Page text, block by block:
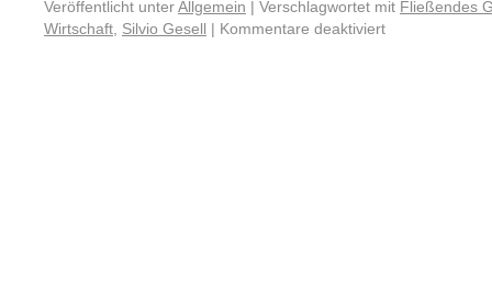
Veröffentlicht unterAllgemein | Verschlagwortet mit Fließendes
Wirtschaft Silvio Gesell | Kommentare deaktiviert